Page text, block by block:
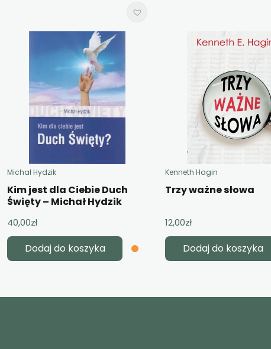
Michał Hydzik
Kim jest dla Ciebie Duch
Święty – Michał Hydzik
40,00zł
Dodaj do koszyka
Kenneth Hagin
Trzy ważne słowa
12,00zł
Dodaj do koszyka